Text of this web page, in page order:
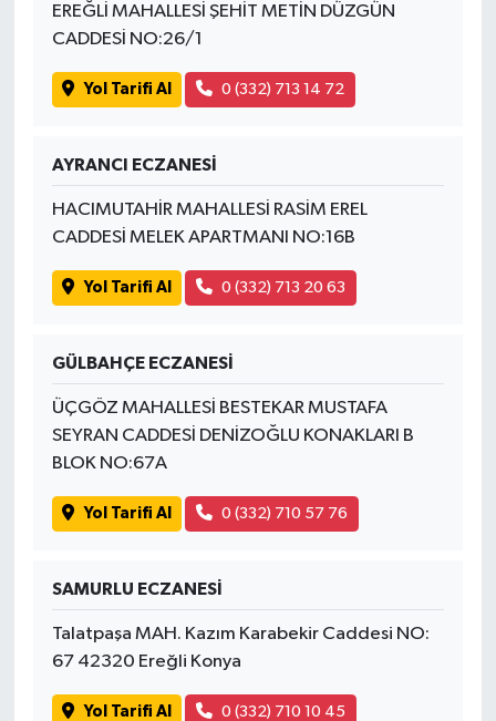
EREĞLİ MAHALLESİ ŞEHİT METİN DÜZGÜN
CADDESİ NO:26/1
Yol Tarifi Al 0 (332) 713 14 72
AYRANCI ECZANESİ
HACIMUTAHİR MAHALLESİ RASİM EREL
CADDESİ MELEK APARTMANI NO:16B
Yol Tarifi Al 0 (332) 713 20 63
GÜLBAHÇE ECZANESİ
ÜÇGÖZ MAHALLESİ BESTEKAR MUSTAFA
SEYRAN CADDESİ DENİZOĞLU KONAKLARI B
BLOK NO:67A
Yol Tarifi Al 0 (332) 710 57 76
SAMURLU ECZANESİ
Talatpaşa MAH. Kazım Karabekir Caddesi NO:
67 42320 Ereğli Konya
Yol Tarifi Al 0 (332) 710 10 45